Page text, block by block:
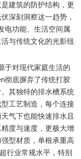
建筑的防护结构，更
深刻洞察这一趋势，
电功能、生活空间属
与传统文化的光影纽
对现代家庭生活的
彻底摒弃了传统打胶
其独特的排水槽系统
工艺制造，每个连接
气下也能快速排水且
度与速度，更极大增
型材质，单根承重高
行业常规水平，特别